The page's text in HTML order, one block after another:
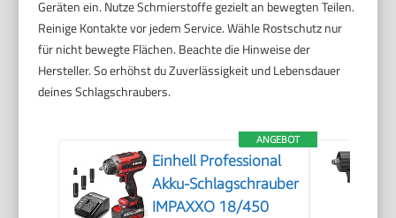
Geräten ein. Nutze Schmierstoffe gezielt an bewegten Teilen.
Reinige Kontakte vor jedem Service. Wähle Rostschutz nur
für nicht bewegte Flächen. Beachte die Hinweise der
Hersteller. So erhöhst du Zuverlässigkeit und Lebensdauer
deines Schlagschraubers.
ANGEBOT
Einhell Professional
Akku-Schlagschrauber
IMPAXXO 18/450